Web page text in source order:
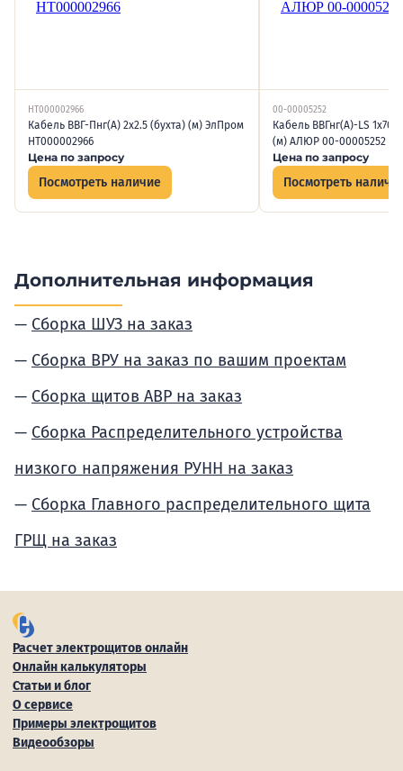
НТ000002966
Кабель ВВГ-Пнг(А) 2х2.5 (бухта) (м) ЭлПром
НТ000002966
Цена по запросу
Посмотреть наличие
00-00005252
Кабель ВВГнг(А)-LS 1х70
(м) АЛЮР 00-00005252
Цена по запросу
Посмотреть
Дополнительная информация
Сборка ШУЗ на заказ
Сборка ВРУ на заказ по вашим проектам
Сборка щитов АВР на заказ
Сборка Распределительного устройства
низкого напряжения РУНН на заказ
Сборка Главного распределительного щита
ГРЩ на заказ
Расчет электрощитов онлайн
Онлайн калькуляторы
Статьи и блог
О сервисе
Примеры электрощитов
Видеообзоры